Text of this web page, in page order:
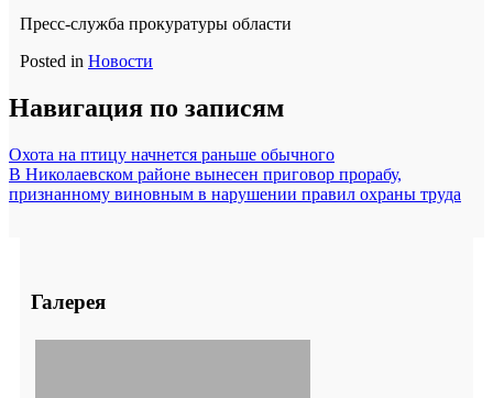
Пресс-служба прокуратуры области
Posted in Новости
Навигация по записям
Охота на птицу начнется раньше обычного
В Николаевском районе вынесен приговор прорабу,
признанному виновным в нарушении правил охраны труда
Галерея